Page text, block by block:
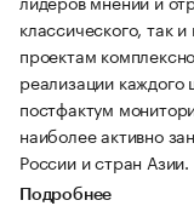
классического, так
проектам
реализации каждого
постфактум
наиболее активно
России и стран Азии.
Подробнее